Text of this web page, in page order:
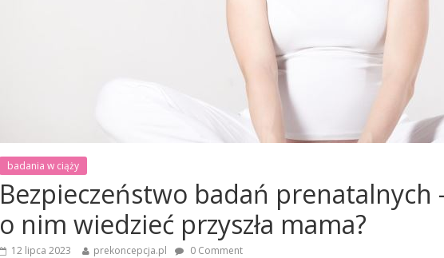
badania w ciąży
Bezpieczeństwo badań prenatalnych
o nim wiedzieć przyszła mama?
12 lipca 2023 prekoncepcja.pl 0 Comment